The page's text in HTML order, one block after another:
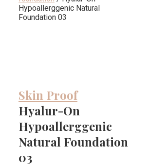
Hypoallerggenic Natural
Foundation 03
Skin Proof
Hyalur-On
Hypoallerggenic
Natural Foundation
03